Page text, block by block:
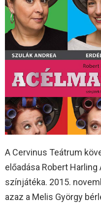
A Cervinus Teátrum
előadása Robert
színjátéka. 2015.
azaz a Melis György